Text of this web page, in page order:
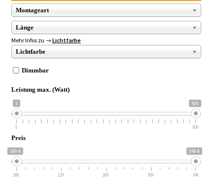
Montageart
Länge
Mehr Infos zu → Lichtfarbe
Lichtfarbe
Dimmbar
Leistung max. (Watt)
5 500
5 500
Preis
189 € 349 €
189 229 269 309 349